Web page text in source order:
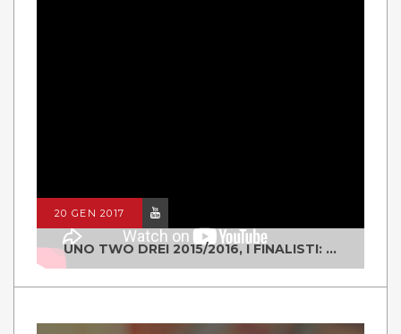
20 GEN 2017
UNO TWO DREI 2015/2016, I FINALISTI: CLASSE IV ALS ISTITUTO "DEGASPERI" BORGO VALSUGANA